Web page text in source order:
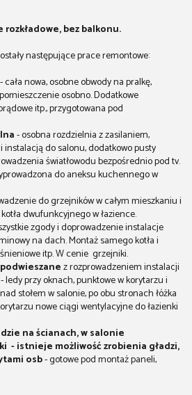
bez balkonu.
następujące prace remontowe:
- cała nowa, osobne obwody na pralkę,
osobno. Dodatkowe
itp., przygotowana pod
- osobna rozdzielnia z zasilaniem,
do salonu, dodatkowo pusty
światłowodu bezpośrednio pod tv.
do aneksu kuchennego w
do grzejników w całym mieszkaniu i
dwufunkcyjnego w łazience.
zgody i doprowadzenie instalacje
na dach. Montaż samego kotła i
itp. W cenie grzejniki.
z rozprowadzeniem instalacji
przy oknach, punktowe w korytarzu i
stołem w salonie, po obu stronach łóżka
nowe ciągi wentylacyjne do łazienki
na ścianach, w salonie
- istnieje możliwość zrobienia gładzi,
osb- gotowe pod montaż paneli,